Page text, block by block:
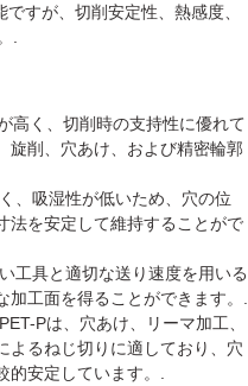
すが、切削安定性、熱感度、
.
高く、切削時の支持性に優れて
旋削、穴あけ、および精密輪郭
、吸湿性が低いため、穴の位
法を安定して維持することがで
工具と適切な送り速度を用いる
加工面を得ることができます。.
PET-Pは、穴あけ、リーマ加工、
よるねじ切りに適しており、穴
安定しています。.